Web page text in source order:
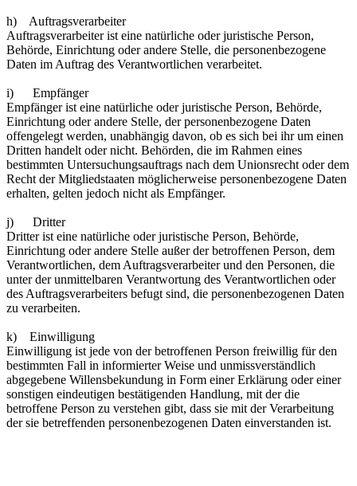
h) Auftragsverarbeiter
Auftragsverarbeiter ist eine natürliche oder juristische Person,
Behörde, Einrichtung oder andere Stelle, die personenbezogene
Daten im Auftrag des Verantwortlichen verarbeitet.
i) Empfänger
Empfänger ist eine natürliche oder juristische Person, Behörde,
Einrichtung oder andere Stelle, der personenbezogene Daten
offengelegt werden, unabhängig davon, ob es sich bei ihr um einen
Dritten handelt oder nicht. Behörden, die im Rahmen eines
bestimmten Untersuchungsauftrags nach dem Unionsrecht oder dem
Recht der Mitgliedstaaten möglicherweise personenbezogene Daten
erhalten, gelten jedoch nicht als Empfänger.
j) Dritter
Dritter ist eine natürliche oder juristische Person, Behörde,
Einrichtung oder andere Stelle außer der betroffenen Person, dem
Verantwortlichen, dem Auftragsverarbeiter und den Personen, die
unter der unmittelbaren Verantwortung des Verantwortlichen oder
des Auftragsverarbeiters befugt sind, die personenbezogenen Daten
zu verarbeiten.
k) Einwilligung
Einwilligung ist jede von der betroffenen Person freiwillig für den
bestimmten Fall in informierter Weise und unmissverständlich
abgegebene Willensbekundung in Form einer Erklärung oder einer
sonstigen eindeutigen bestätigenden Handlung, mit der die
betroffene Person zu verstehen gibt, dass sie mit der Verarbeitung
der sie betreffenden personenbezogenen Daten einverstanden ist.